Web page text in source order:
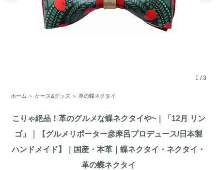
1 /3
ホーム ＞ケース&グッズ ＞革の蝶ネクタイ
こりゃ絶品！革のグルメな蝶ネクタイや~｜「12月 リン
ゴ」｜【グルメリポーター彦摩呂プロデュース/日本製
ハンドメイド】｜国産・本革｜蝶ネクタイ・ネクタイ・
革の蝶ネクタイ